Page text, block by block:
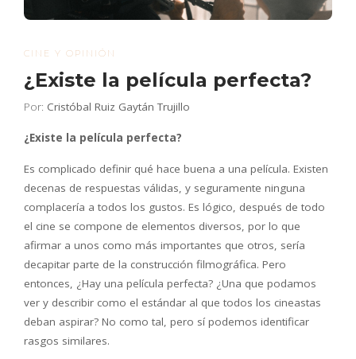
CINE Y OPINIÓN
¿Existe la película perfecta?
Por: Cristóbal Ruiz Gaytán Trujillo
¿Existe la película perfecta?
Es complicado definir qué hace buena a una película. Existen
decenas de respuestas válidas, y seguramente ninguna
complacería a todos los gustos. Es lógico, después de todo
el cine se compone de elementos diversos, por lo que
afirmar a unos como más importantes que otros, sería
decapitar parte de la construcción filmográfica. Pero
entonces, ¿Hay una película perfecta? ¿Una que podamos
ver y describir como el estándar al que todos los cineastas
deban aspirar? No como tal, pero sí podemos identificar
rasgos similares.